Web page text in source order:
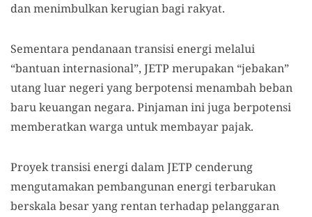
dan menimbulkan kerugian bagi rakyat.
Sementara pendanaan transisi energi melalui
“bantuan internasional”, JETP merupakan “jebakan”
utang luar negeri yang berpotensi menambah beban
baru keuangan negara. Pinjaman ini juga berpotensi
memberatkan warga untuk membayar pajak.
Proyek transisi energi dalam JETP cenderung
mengutamakan pembangunan energi terbarukan
berskala besar yang rentan terhadap pelanggaran